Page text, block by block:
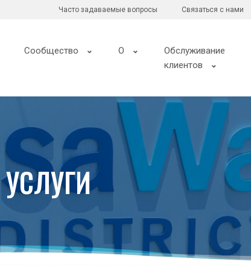
Связаться с нами
Часто задаваемые вопросы
Сообщество О
Обслуживание
клиентов